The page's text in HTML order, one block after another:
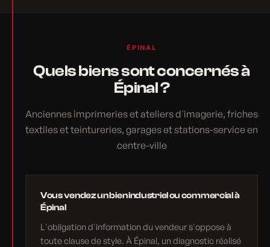
ÉPINAL
Quels biens sont concernés à
Épinal ?
Anciennes imprimeries et ateliers d'imagerie, friches
textiles et teintureries, garages et stations-service en
centre-ville
Vous vendez un bien industriel ou commercial à
Épinal
L'obligation d'information du vendeur s'oppose à
toute clause de style. À Épinal, un diagnostic réalisé